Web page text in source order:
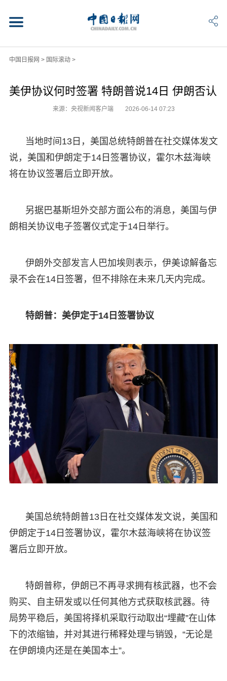
中国日报网 > 国际滚动>
美伊协议何时签署 特朗普说14日 伊朗否认
来源：央视新闻客户端 2026-06-14 07:23
当地时间13日，美国总统特朗普在社交媒体发文
说，美国和伊朗定于14日签署协议，霍尔木兹海峡
将在协议签署后立即开放。
另据巴基斯坦外交部方面公布的消息，美国与伊
朗相关协议电子签署仪式定于14日举行。
伊朗外交部发言人巴加埃则表示，伊美谅解备忘
录不会在14日签署，但不排除在未来几天内完成。
特朗普：美伊定于14日签署协议
美国总统特朗普13日在社交媒体发文说，美国和
伊朗定于14日签署协议，霍尔木兹海峡将在协议签
署后立即开放。
特朗普称，伊朗已不再寻求拥有核武器，也不会
购买、自主研发或以任何其他方式获取核武器。待
局势平稳后，美国将择机采取行动取出“埋藏”在山体
下的浓缩铀，并对其进行稀释处理与销毁，“无论是
在伊朗境内还是在美国本土”。